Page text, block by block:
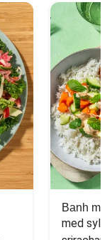
Banh mi-
med